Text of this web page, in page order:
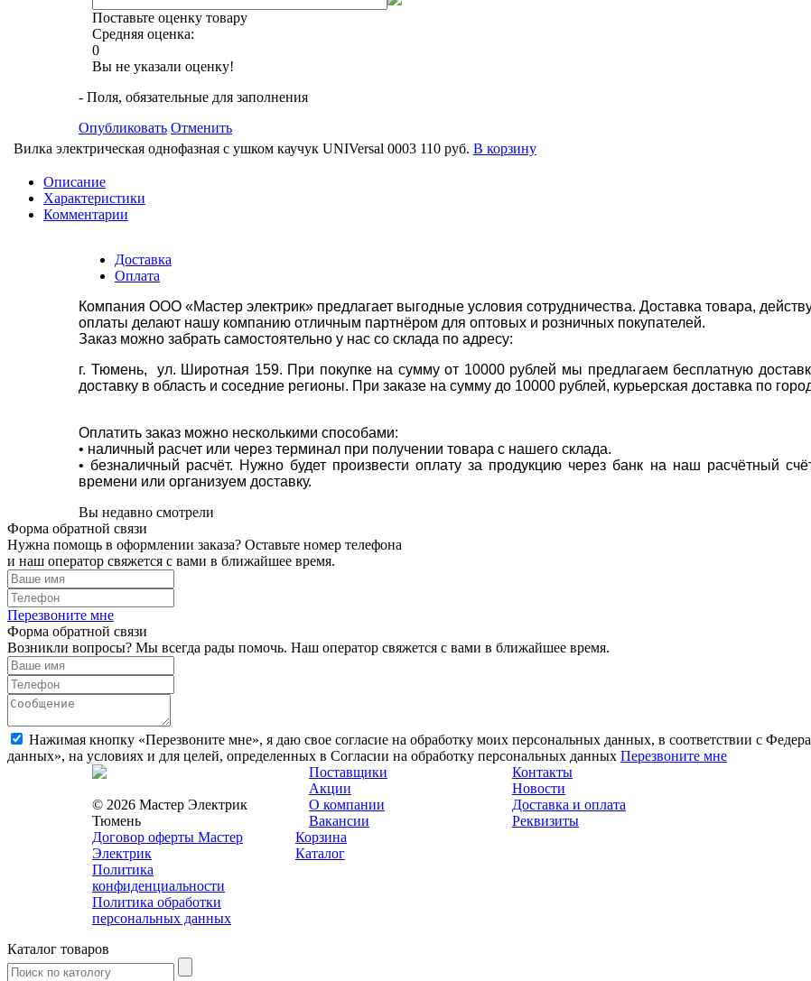
Поставьте оценку товару
Средняя оценка:
0
Вы не указали оценку!
- Поля, обязательные для заполнения
Опубликовать Отменить
Вилка электрическая однофазная с ушком каучук UNIVersal 0003 110 руб. В корзину
Описание
Характеристики
Комментарии
Доставка
Оплата
Компания ООО «Мастер электрик» предлагает выгодные условия сотрудничества. Доставка товара,
оплаты делают нашу компанию отличным партнёром для оптовых и розничных покупателей.
Заказ можно забрать самостоятельно у нас со склада по адресу:
г. Тюмень, ул. Широтная 159. При покупке на сумму от 10000 рублей мы предлагаем бесплатную
доставку в область и соседние регионы. При заказе на сумму до 10000 рублей, курьерская доставка по
Оплатить заказ можно несколькими способами:
• наличный расчет или через терминал при получении товара с нашего склада.
• безналичный расчёт. Нужно будет произвести оплату за продукцию через банк на наш расчётный
времени или организуем доставку.
Вы недавно смотрели
Форма обратной связи
Нужна помощь в оформлении заказа? Оставьте номер телефона
и наш оператор свяжется с вами в ближайшее время.
Перезвоните мне
Форма обратной связи
Возникли вопросы? Мы всегда рады помочь. Наш оператор свяжется с вами в ближайшее время.
Нажимая кнопку «Перезвоните мне», я даю свое согласие на обработку моих персональных данных, в соответствии с
данных», на условиях и для целей, определенных в Согласии на обработку персональных данных Перезвоните мне
© 2026 Мастер Электрик
Тюмень
Договор оферты Мастер
Электрик
Политика
конфиденциальности
Политика обработки
персональных данных
Поставщики
Контакты
Акции
Новости
О компании
Доставка и оплата
Вакансии
Реквизиты
Корзина
Каталог
Каталог товаров